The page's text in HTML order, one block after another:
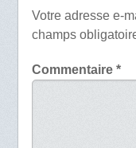
Votre adresse e-
champs
Commentaire *